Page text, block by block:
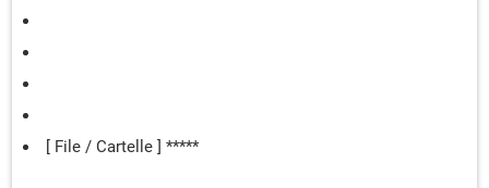
HKEY_LOCAL_MACHINE\System\ControlSet001\Services\a
sl ("C:\ProgramData\Service\Application\asl.exe") -> Trovato
HKEY_LOCAL_MACHINE\System\ControlSet001\Services\b
Protector -> Trovato
[PUP|Suspicious.Path] (X64)
HKEY_LOCAL_MACHINE\System\ControlSet001\Services\S
[ File / Cartelle ] *****